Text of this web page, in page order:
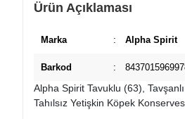
Ürün Açıklaması
Marka : Alpha Spirit
Barkod :
Alpha Spirit Tavuklu (63),
Tahılsız Yetişkin Köpek